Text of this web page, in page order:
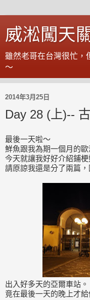
威淞闖天
雖然老哥在台灣很忙，
～
2014年3月25日
Day 28 (上)--
最後一天啦～
鮮魚跟我為期一個月的
今天就讓我好好介紹鋪梗
請原諒我還是分了兩篇
出入好多天的亞爾車站。
竟在最後一天的晚上才給